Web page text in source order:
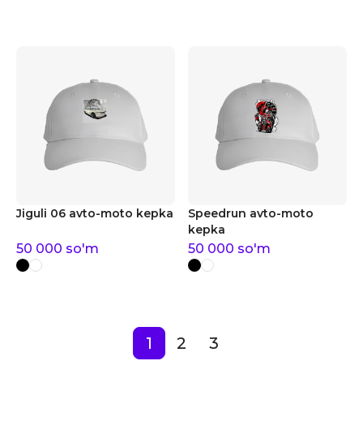
Jiguli 06 avto-moto kepka
50 000 so'm
Speedrun avto-moto
kepka
50 000 so'm
1 2 3